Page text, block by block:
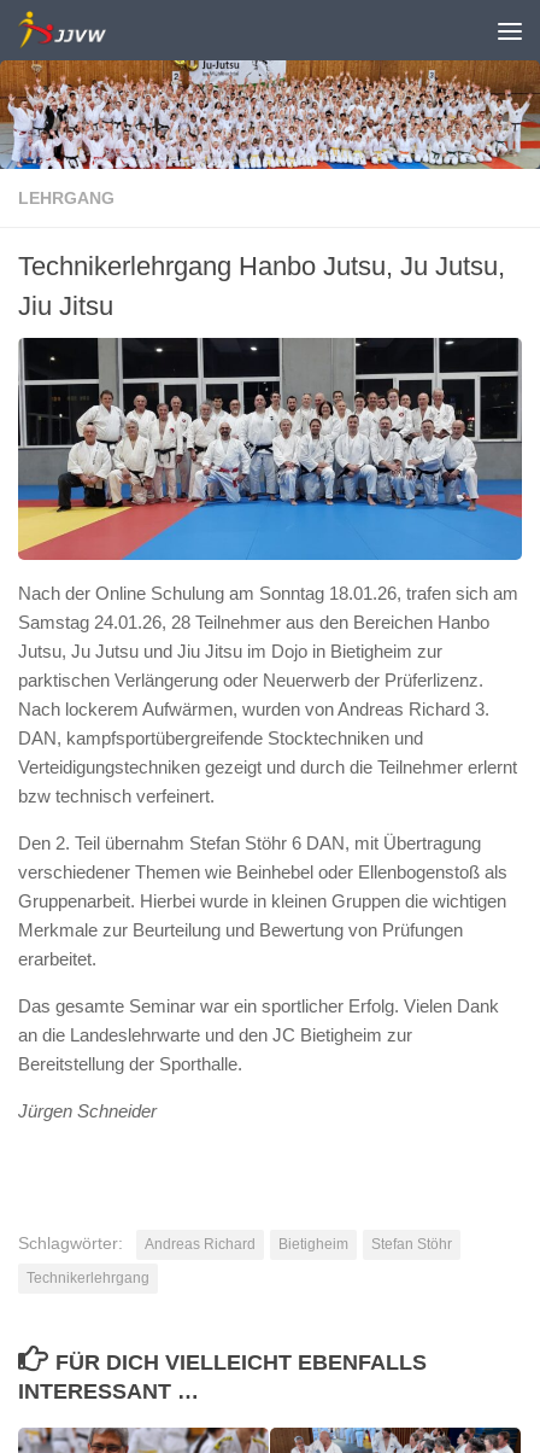
Zum Inhalt springen
LEHRGANG
Technikerlehrgang Hanbo Jutsu, Ju Jutsu,
Jiu Jitsu
Nach der Online Schulung am Sonntag 18.01.26, trafen sich am
Samstag 24.01.26, 28 Teilnehmer aus den Bereichen Hanbo
Jutsu, Ju Jutsu und Jiu Jitsu im Dojo in Bietigheim zur
parktischen Verlängerung oder Neuerwerb der Prüferlizenz.
Nach lockerem Aufwärmen, wurden von Andreas Richard 3.
DAN, kampfsportübergreifende Stocktechniken und
Verteidigungstechniken gezeigt und durch die Teilnehmer erlernt
bzw technisch verfeinert.
Den 2. Teil übernahm Stefan Stöhr 6 DAN, mit Übertragung
verschiedener Themen wie Beinhebel oder Ellenbogenstoß als
Gruppenarbeit. Hierbei wurde in kleinen Gruppen die wichtigen
Merkmale zur Beurteilung und Bewertung von Prüfungen
erarbeitet.
Das gesamte Seminar war ein sportlicher Erfolg. Vielen Dank
an die Landeslehrwarte und den JC Bietigheim zur
Bereitstellung der Sporthalle.
Jürgen Schneider
Schlagwörter: Andreas Richard Bietigheim
Stefan Stöhr
Technikerlehrgang
FÜR DICH VIELLEICHT EBENFALLS
INTERESSANT …